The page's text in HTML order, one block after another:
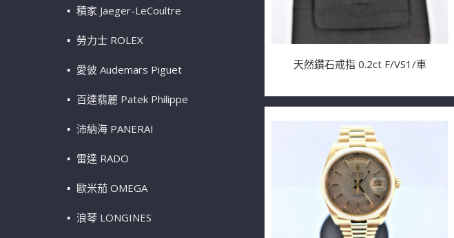
積家 Jaeger-LeCoultre
勞力士 ROLEX
愛彼 Audemars Piguet
百達翡麗 Patek Philippe
沛納海 PANERAI
雷達 RADO
歐米茄 OMEGA
浪琴 LONGINES
天然鑽石戒指 0.2ct F/VS1/車